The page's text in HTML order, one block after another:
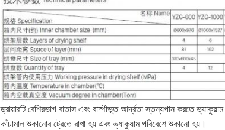
ড্রায়ারটি বেশিরভাগ বাতাস এবং বাষ্পীভূত আর্দ্রতা স্তন্যপান করতে
কাঁচামাল শুকানোর ট্রেতে রাখা হয় এবং ভ্যাকুয়াম পরিবেশে শুকানো হয়।